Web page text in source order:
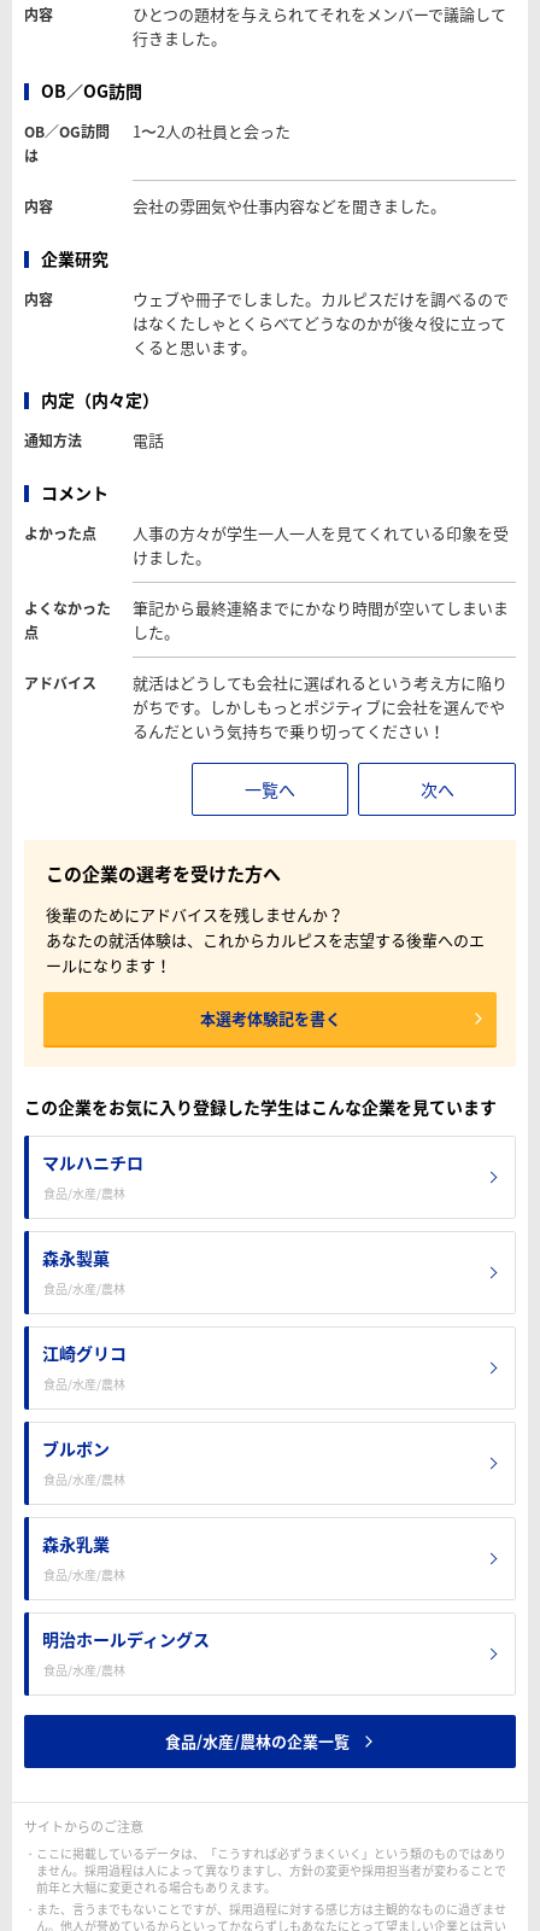
内容
ひとつの題材を与えられてそれをメンバーで議論して
行きました。
OB／OG訪問
OB／OG訪問
は
1〜2人の社員と会った
内容 会社の雰囲気や仕事内容などを聞きました。
企業研究
内容
ウェブや冊子でしました。カルピスだけを調べるので
はなくたしゃとくらべてどうなのかが後々役に立って
くると思います。
内定（内々定）
通知方法 電話
コメント
よかった点
人事の方々が学生一人一人を見てくれている印象を受
けました。
よくなかった
点
筆記から最終連絡までにかなり時間が空いてしまいま
した。
アドバイス
就活はどうしても会社に選ばれるという考え方に陥り
がちです。しかしもっとポジティブに会社を選んでや
るんだという気持ちで乗り切ってください！
一覧へ 次へ
この企業の選考を受けた方へ
後輩のためにアドバイスを残しませんか？
あなたの就活体験は、これからカルピスを志望する後輩へのエ
ールになります！
本選考体験記を書く
この企業をお気に入り登録した学生はこんな企業を見ています
マルハニチロ
食品/水産/農林
森永製菓
食品/水産/農林
江崎グリコ
食品/水産/農林
ブルボン
食品/水産/農林
森永乳業
食品/水産/農林
明治ホールディングス
食品/水産/農林
食品/水産/農林の企業一覧
サイトからのご注意
ここに掲載しているデータは、「こうすれば必ずうまくいく」という類のものではあり
ません。採用過程は人によって異なりますし、方針の変更や採用担当者が変わることで
前年と大幅に変更される場合もありえます。
また、言うまでもないことですが、採用過程に対する感じ方は主観的なものに過ぎませ
ん。他人が誉めているからといってかならずしもあなたにとって望ましい企業とは言い